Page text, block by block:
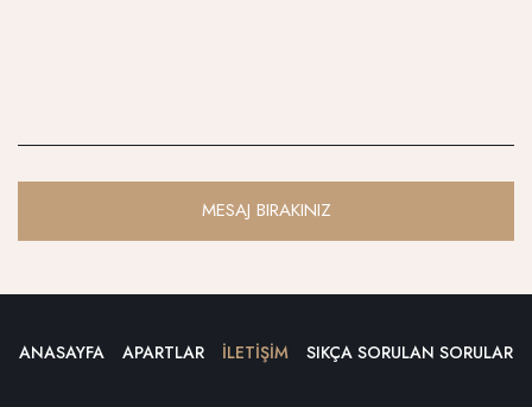
MESAJ BIRAKINIZ
ANASAYFA APARTLAR İLETIŞIM SIKÇA SORULAN SORULAR